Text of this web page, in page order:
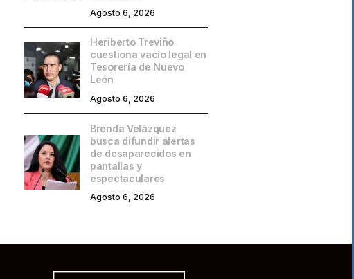
Agosto 6, 2026
Heriberto Treviño
cuestiona vacío legal en
Tesorería de Nuevo
León
Agosto 6, 2026
Brenda Velázquez
busca difundir alertas
de desaparecidos en
pantallas y
espectaculares
Agosto 6, 2026